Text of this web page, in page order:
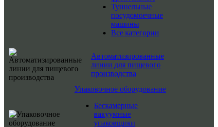
Туннельные
посудомоечные
машины
Все категории
Автоматизированные
линии для пищевого
производства
Упаковочное оборудование
Бескамерные
вакуумные
упаковщики